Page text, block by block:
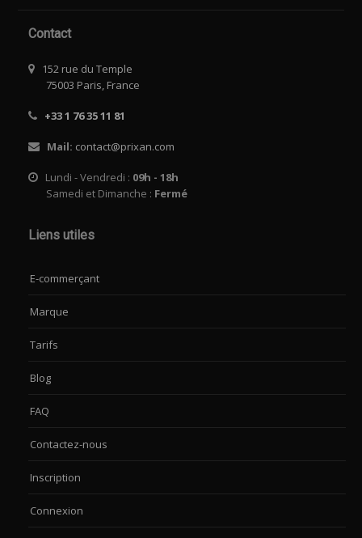
Contact
152 rue du Temple
75003 Paris, France
+33 1 76 35 11 81
Mail: contact@prixan.com
Lundi - Vendredi : 09h - 18h
Samedi et Dimanche : Fermé
Liens utiles
E-commerçant
Marque
Tarifs
Blog
FAQ
Contactez-nous
Inscription
Connexion